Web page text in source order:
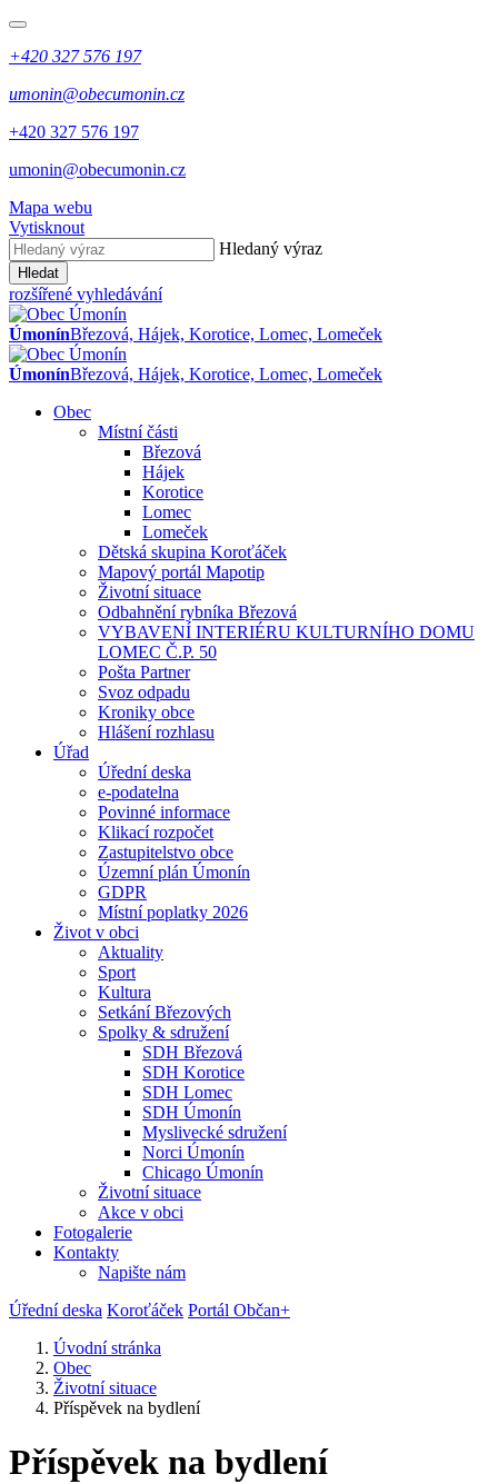
+420 327 576 197
umonin@obecumonin.cz
+420 327 576 197
umonin@obecumonin.cz
Mapa webu
Vytisknout
Hledaný výraz
Hledat
rozšířené vyhledávání
ÚmonínBřezová, Hájek, Korotice, Lomec, Lomeček
ÚmonínBřezová, Hájek, Korotice, Lomec, Lomeček
Obec
Místní části
Březová
Hájek
Korotice
Lomec
Lomeček
Dětská skupina Koroťáček
Mapový portál Mapotip
Životní situace
Odbahnění rybníka Březová
VYBAVENÍ INTERIÉRU KULTURNÍHO DOMU
LOMEC Č.P. 50
Pošta Partner
Svoz odpadu
Kroniky obce
Hlášení rozhlasu
Úřad
Úřední deska
e-podatelna
Povinné informace
Klikací rozpočet
Zastupitelstvo obce
Územní plán Úmonín
GDPR
Místní poplatky 2026
Život v obci
Aktuality
Sport
Kultura
Setkání Březových
Spolky & sdružení
SDH Březová
SDH Korotice
SDH Lomec
SDH Úmonín
Myslivecké sdružení
Norci Úmonín
Chicago Úmonín
Životní situace
Akce v obci
Fotogalerie
Kontakty
Napište nám
Úřední deska Koroťáček Portál Občan+
Úvodní stránka
Obec
Životní situace
Příspěvek na bydlení
Příspěvek na bydlení